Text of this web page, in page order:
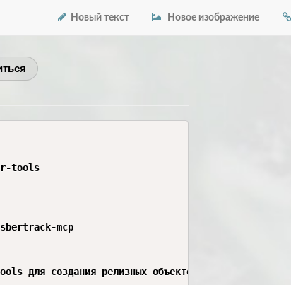
Новый текст Новое изображение
tools
mcp
для создания релизных объектов через REST API